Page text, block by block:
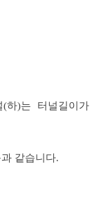
하)는 터널길이가
같습니다.